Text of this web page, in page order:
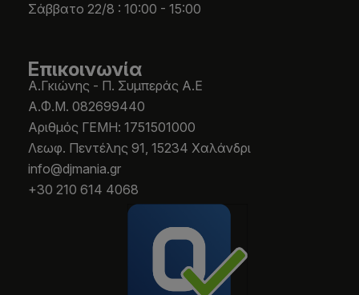
Σάββατο 22/8 : 10:00 - 15:00
Επικοινωνία
Α.Γκιώνης - Π. Συμπεράς Α.Ε
Α.Φ.Μ. 082699440
Aριθμός ΓΕΜΗ: 1751501000
Λεωφ. Πεντέλης 91, 15234 Χαλάνδρι
info@djmania.gr
+30 210 614 4068